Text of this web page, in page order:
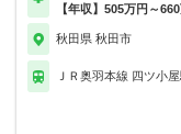
【年収】505万円～
秋田県 秋田市
ＪＲ奥羽本線 四ツ小